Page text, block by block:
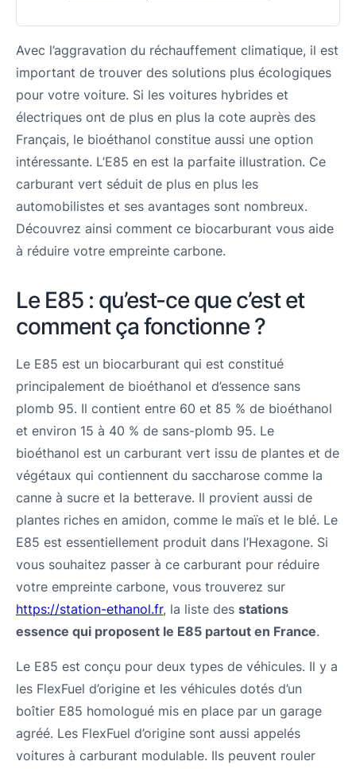
Avec l’aggravation du réchauffement climatique, il est
important de trouver des solutions plus écologiques
pour votre voiture. Si les voitures hybrides et
électriques ont de plus en plus la cote auprès des
Français, le bioéthanol constitue aussi une option
intéressante. L’E85 en est la parfaite illustration. Ce
carburant vert séduit de plus en plus les
automobilistes et ses avantages sont nombreux.
Découvrez ainsi comment ce biocarburant vous aide
à réduire votre empreinte carbone.
Le E85 : qu’est-ce que c’est et
comment ça fonctionne ?
Le E85 est un biocarburant qui est constitué
principalement de bioéthanol et d’essence sans
plomb 95. Il contient entre 60 et 85 % de bioéthanol
et environ 15 à 40 % de sans-plomb 95. Le
bioéthanol est un carburant vert issu de plantes et de
végétaux qui contiennent du saccharose comme la
canne à sucre et la betterave. Il provient aussi de
plantes riches en amidon, comme le maïs et le blé. Le
E85 est essentiellement produit dans l’Hexagone. Si
vous souhaitez passer à ce carburant pour réduire
votre empreinte carbone, vous trouverez sur
https://station-ethanol.fr, la liste des stations
essence qui proposent le E85 partout en France.
Le E85 est conçu pour deux types de véhicules. Il y a
les FlexFuel d’origine et les véhicules dotés d’un
boîtier E85 homologué mis en place par un garage
agréé. Les FlexFuel d’origine sont aussi appelés
voitures à carburant modulable. Ils peuvent rouler